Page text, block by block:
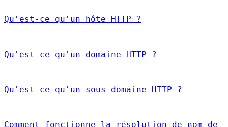
Qu'est-ce qu'un hôte HTTP ?
Qu'est-ce qu'un domaine HTTP ?
Qu'est-ce qu'un sous-domaine HTTP ?
Comment fonctionne la résolution de nom de